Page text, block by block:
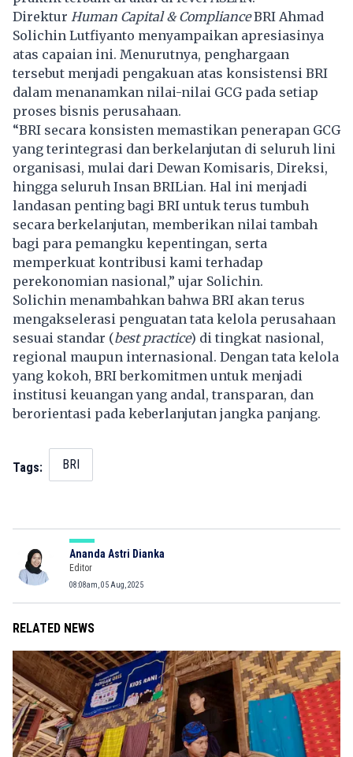
Direktur Human Capital & ComplianceBRI Ahmad
Solichin Lutfiyanto menyampaikan apresiasinya
atas capaian ini. Menurutnya, penghargaan
tersebut menjadi pengakuan atas konsistensi BRI
dalam menanamkan nilai-nilai GCG pada setiap
proses bisnis perusahaan.
“BRI secara konsisten memastikan penerapan GCG
yang terintegrasi dan berkelanjutan di seluruh lini
organisasi, mulai dari Dewan Komisaris, Direksi,
hingga seluruh Insan BRILian. Hal ini menjadi
landasan penting bagi BRI untuk terus tumbuh
secara berkelanjutan, memberikan nilai tambah
bagi para pemangku kepentingan, serta
memperkuat kontribusi kami terhadap
perekonomian nasional,” ujar Solichin.
Solichin menambahkan bahwa BRI akan terus
mengakselerasi penguatan tata kelola perusahaan
sesuai standar (best practice) di tingkat nasional,
regional maupun internasional. Dengan tata kelola
yang kokoh, BRI berkomitmen untuk menjadi
institusi keuangan yang andal, transparan, dan
berorientasi pada keberlanjutan jangka panjang.
Tags: BRI
Ananda Astri Dianka
Editor
08:08am, 05 Aug, 2025
RELATED NEWS